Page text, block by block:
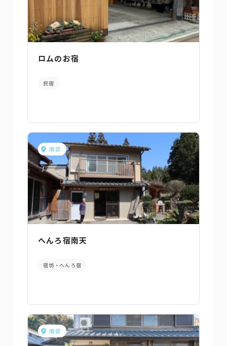
ロムのお宿
民宿
南部
へんろ宿南天
宿坊・へんろ宿
南部